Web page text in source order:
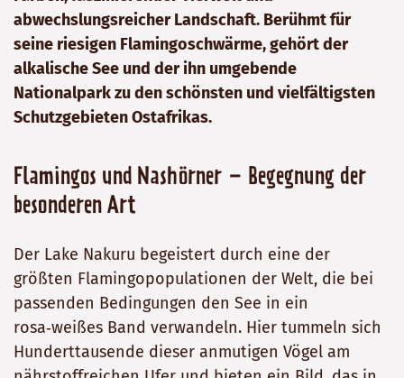
abwechslungsreicher Landschaft. Berühmt für
seine riesigen Flamingoschwärme, gehört der
alkalische See und der ihn umgebende
Nationalpark zu den schönsten und vielfältigsten
Schutzgebieten Ostafrikas.
Flamingos und Nashörner – Begegnung der
besonderen Art
Der Lake Nakuru begeistert durch eine der
größten Flamingopopulationen der Welt, die bei
passenden Bedingungen den See in ein
rosa‑weißes Band verwandeln. Hier tummeln sich
Hunderttausende dieser anmutigen Vögel am